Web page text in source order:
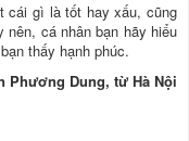
cái gì là tốt hay xấu, cũng
cá nhân bạn hãy hiểu
thấy hạnh phúc.
Phương Dung, từ Hà Nội